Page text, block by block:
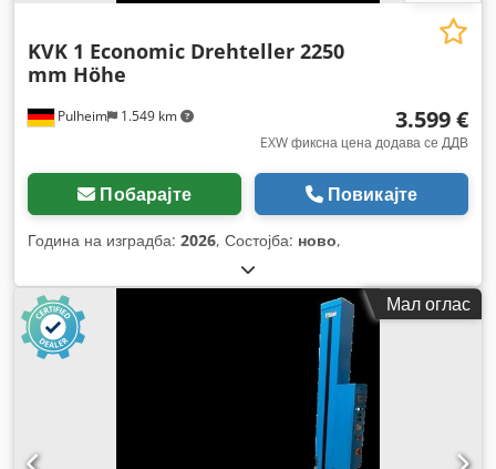
Pulheim 1.549 km
KVK 1 Economic Drehteller 2250
mm Höhe
3.599 €
EXW фиксна цена додава се ДДВ
Побарајте Повикајте
Година на изградба: 2026, Состојба: ново,
Мал оглас